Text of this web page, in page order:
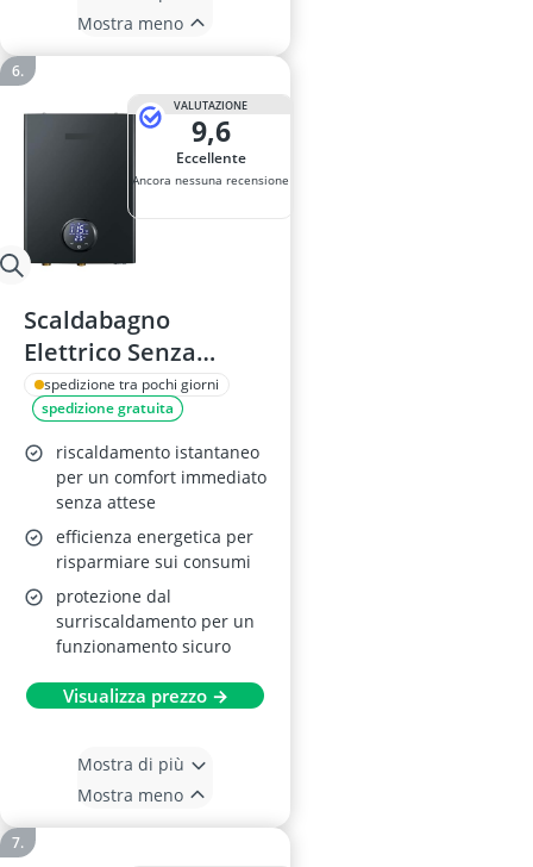
Mostra meno
VALUTAZIONE
9,6
Eccellente
Ancora nessuna recensione
Scaldabagno
Elettrico Senza
Serbatoio 18KW
spedizione tra pochi giorni
spedizione gratuita
riscaldamento istantaneo
per un comfort immediato
senza attese
efficienza energetica per
risparmiare sui consumi
protezione dal
surriscaldamento per un
funzionamento sicuro
Visualizza prezzo →
Mostra di più
Mostra meno